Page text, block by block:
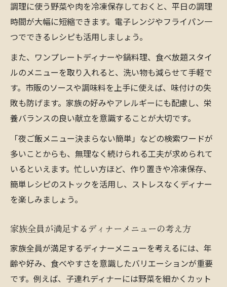
調理に使う野菜や肉を冷凍保存しておくと、平日の調理
時間が大幅に短縮できます。電子レンジやフライパン一
つでできるレシピも活用しましょう。
また、ワンプレートディナーや鍋料理、食べ放題スタイ
ルのメニューを取り入れると、洗い物も減らせて手軽で
す。市販のソースや調味料を上手に使えば、味付けの失
敗も防げます。家族の好みやアレルギーにも配慮し、栄
養バランスの良い献立を意識することが大切です。
「夜ご飯メニュー決まらない簡単」などの検索ワードが
多いことからも、無理なく続けられる工夫が求められて
いるといえます。忙しい方ほど、作り置きや冷凍保存、
簡単レシピのストックを活用し、ストレスなくディナー
を楽しみましょう。
家族全員が満足するディナーメニューの考え方
家族全員が満足するディナーメニューを考えるには、年
齢や好み、食べやすさを意識したバリエーションが重要
です。例えば、子連れディナーには野菜を細かくカット